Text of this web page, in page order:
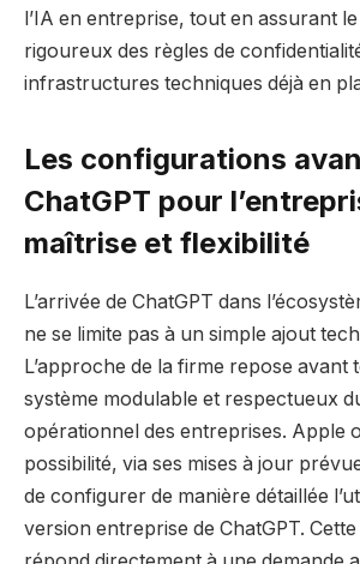
l’IA en entreprise, tout en assurant
rigoureux des règles de
infrastructures techniques déjà en
Les configurations
ChatGPT pour
maîtrise et flexibilité
L’arrivée de ChatGPT dans
ne se limite pas à un simple ajout
L’approche de la firme repose avant
système modulable et respectueux
opérationnel des entreprises. Apple
possibilité, via ses mises à jour
de configurer de manière détaillée
version entreprise de ChatGPT.